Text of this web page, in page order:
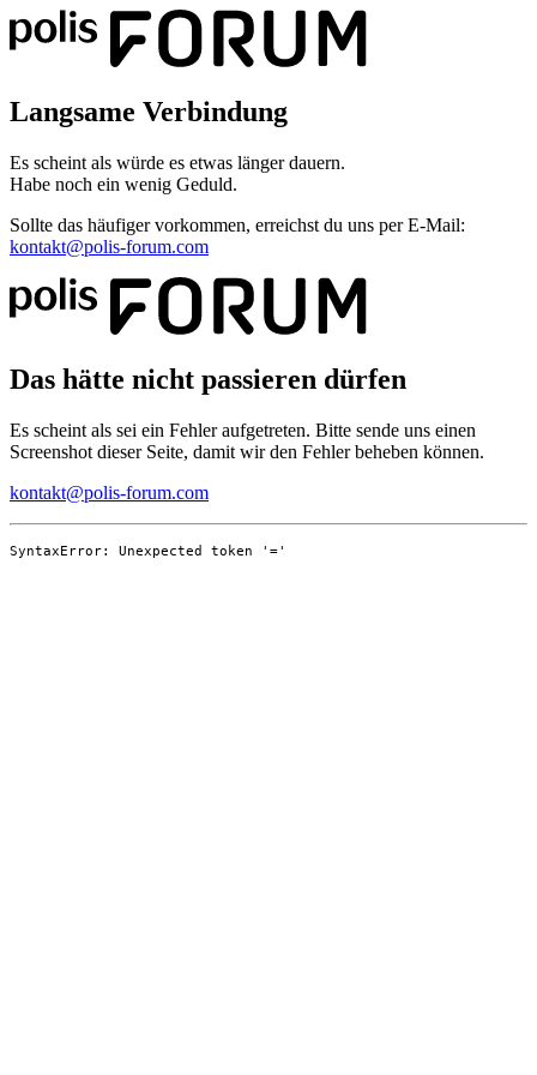
Langsame Verbindung
Es scheint als würde es etwas länger dauern.
Habe noch ein wenig Geduld.
Sollte das häufiger vorkommen, erreichst du uns per E-Mail:
kontakt@polis-forum.com
Das hätte nicht passieren dürfen
Es scheint als sei ein Fehler aufgetreten. Bitte sende uns einen
Screenshot dieser Seite, damit wir den Fehler beheben können.
kontakt@polis-forum.com
SyntaxError: Unexpected token '='